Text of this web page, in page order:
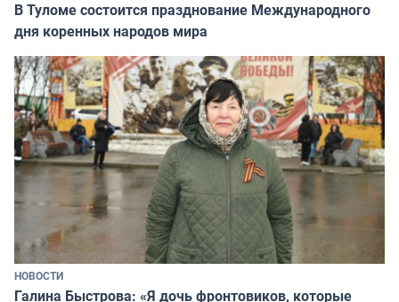
В Туломе состоится празднование Международного
дня коренных народов мира
НОВОСТИ
Галина Быстрова: «Я дочь фронтовиков, которые